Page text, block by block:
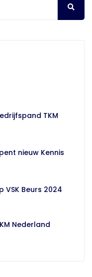
TKM
nieuw Kennis
VSK Beurs 2024
Nederland